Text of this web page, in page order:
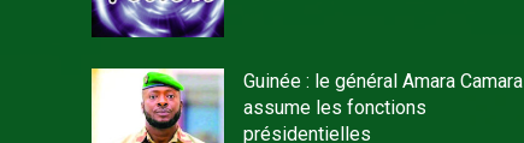
Guinée : le général Amara Camara
assume les fonctions
présidentielles